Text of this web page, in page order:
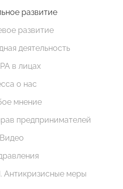
развитие
развитие
деятельность
в лицах
о нас
мнение
предпринимателей
Видео
меры